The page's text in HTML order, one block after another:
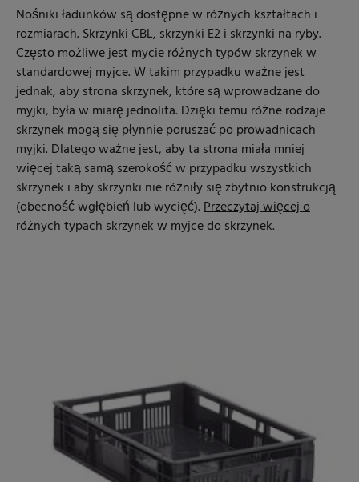
Nośniki ładunków są dostępne w różnych kształtach i
rozmiarach. Skrzynki CBL, skrzynki E2 i skrzynki na ryby.
Często możliwe jest mycie różnych typów skrzynek w
standardowej myjce. W takim przypadku ważne jest
jednak, aby strona skrzynek, które są wprowadzane do
myjki, była w miarę jednolita. Dzięki temu różne rodzaje
skrzynek mogą się płynnie poruszać po prowadnicach
myjki. Dlatego ważne jest, aby ta strona miała mniej
więcej taką samą szerokość w przypadku wszystkich
skrzynek i aby skrzynki nie różniły się zbytnio konstrukcją
(obecność wgłębień lub wycięć).Przeczytaj więcej o
różnych typach skrzynek w myjce do skrzynek.